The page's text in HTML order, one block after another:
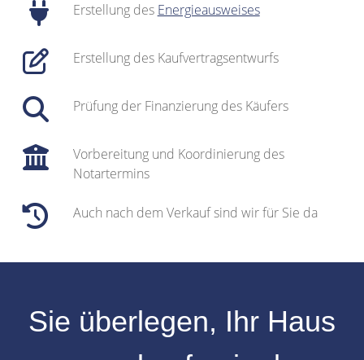
Erstellung des Energieausweises
Erstellung des Kaufvertragsentwurfs
Prüfung der Finanzierung des Käufers
Vorbereitung und Koordinierung des
Notartermins
Auch nach dem Verkauf sind wir für Sie da
Sie überlegen, Ihr Haus